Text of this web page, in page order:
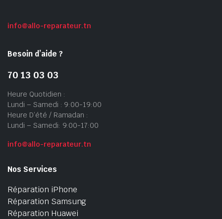
info@allo-reparateur.tn
Besoin d’aide ?
70 13 03 03
Heure Quotidien :
Lundi – Samedi : 9:00-19:00
Heure D’été / Ramadan :
Lundi – Samedi: 9:00-17:00
info@allo-reparateur.tn
Nos Services
Réparation iPhone
Réparation Samsung
Réparation Huawei